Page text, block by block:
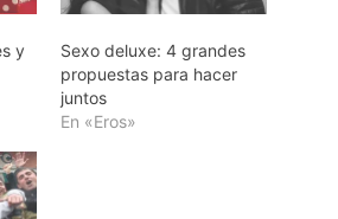
y
Sexo deluxe: 4 grandes
propuestas para hacer
juntos
En «Eros»